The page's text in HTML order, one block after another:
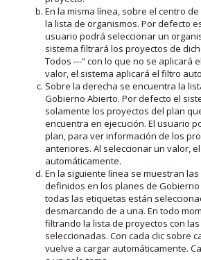
En la misma línea, sobre el centro
la lista de organismos. Por defecto
usuario podrá seleccionar un
sistema filtrará los proyectos de
Todos ---“ con lo que no se aplicará
valor, el sistema aplicará el filtro
Sobre la derecha se encuentra la
Gobierno Abierto. Por defecto el
solamente los proyectos del plan
encuentra en ejecución. El usuario
plan, para ver información de los
anteriores. Al seleccionar un valor,
automáticamente.
En la siguiente línea se muestran
definidos en los planes de
todas las etiquetas están
desmarcando de a una. En todo
filtrando la lista de proyectos con
seleccionadas. Con cada clic sobre
vuelve a cargar automáticamente.